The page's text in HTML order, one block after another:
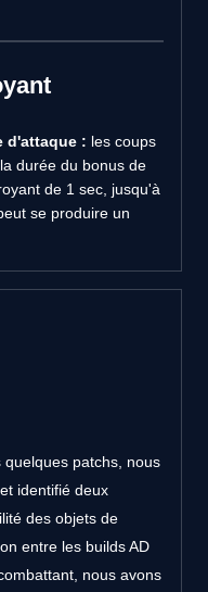
d'attaque : les coups
durée du bonus de
de 1 sec, jusqu'à
se produire un
patchs, nous
identifié deux
des objets de
entre les builds AD
nous avons